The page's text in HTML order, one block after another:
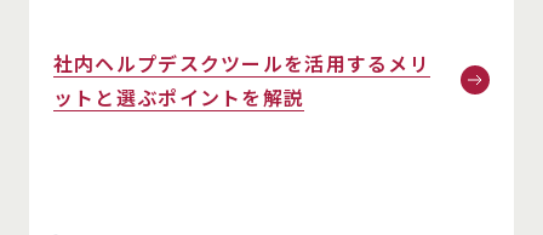
社内ヘルプデスクツールを活用するメリ
ットと選ぶポイントを解説